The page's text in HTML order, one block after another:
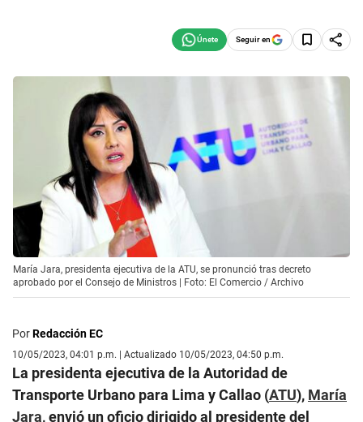
Seguir en
María Jara, presidenta ejecutiva de la ATU, se pronunció tras decreto
aprobado por el Consejo de Ministros | Foto: El Comercio / Archivo
PorRedacción EC
10/05/2023, 04:01 p.m. | Actualizado 10/05/2023, 04:50 p.m.
La presidenta ejecutiva de la Autoridad de
Transporte Urbano para Lima y Callao (ATU), María
Jara, envió un oficio dirigido al presidente del